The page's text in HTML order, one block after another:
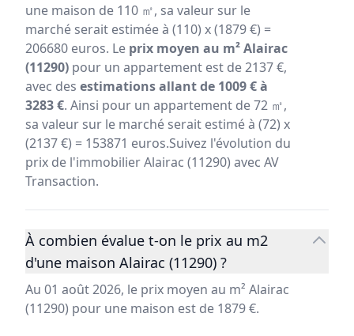
une maison de 110 ㎡, sa valeur sur le
marché serait estimée à (110) x (1879 €) =
206680 euros. Le prix moyen au m² Alairac
(11290) pour un appartement est de 2137 €,
avec des estimations allant de 1009 € à
3283 €. Ainsi pour un appartement de 72 ㎡,
sa valeur sur le marché serait estimé à (72) x
(2137 €) = 153871 euros.Suivez l'évolution du
prix de l'immobilier Alairac (11290) avec AV
Transaction.
À combien évalue t-on le prix au m2
d'une maison Alairac (11290) ?
Au 01 août 2026, le prix moyen au m² Alairac
(11290) pour une maison est de 1879 €.